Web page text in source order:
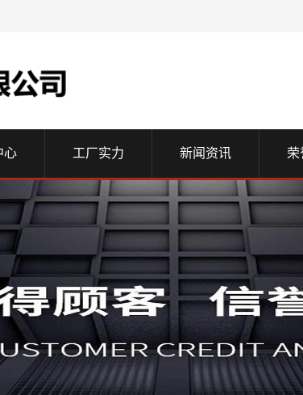
心 工厂实力 新闻资讯 荣